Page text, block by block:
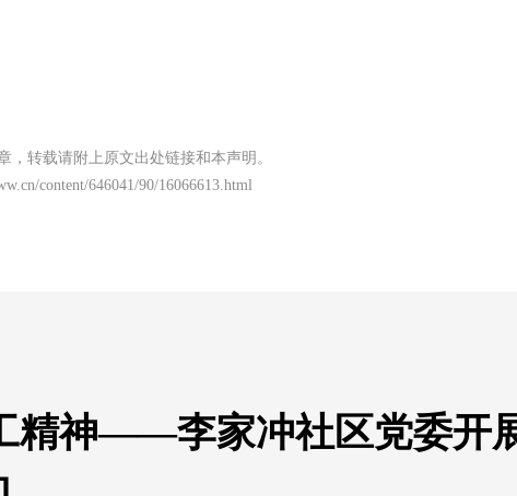
，转载请附上原文出处链接和本声明。
content/646041/90/16066613.html
精神——李家冲社区党委开